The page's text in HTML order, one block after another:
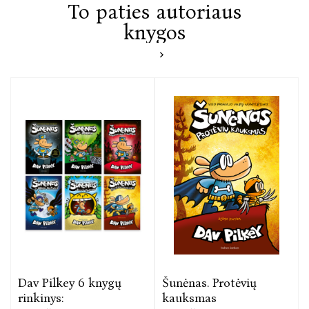
To paties autoriaus
knygos
Dav Pilkey 6 knygų
rinkinys:
Šunėnas. Protėvių
kauksmas